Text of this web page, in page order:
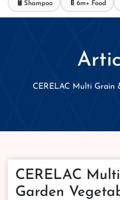
🧴 Shampoo 🍼 6m+ Food
CERELAC Multi Grain
CERELAC
Garden